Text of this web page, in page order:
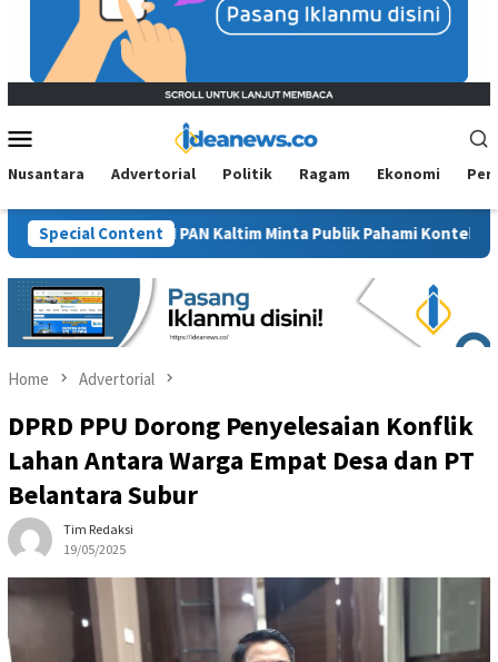
Menu
Nusantara Advertorial Politik Ragam Ekonomi
Special Content
BM PAN Kaltim Minta Publik Pahami Konteks Pidato
Home Advertorial
DPRD PPU Dorong Penyelesaian Konflik
Lahan Antara Warga Empat Desa dan PT
Belantara Subur
Tim Redaksi
19/05/2025